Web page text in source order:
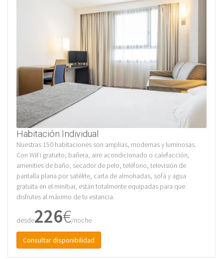
Habitación Individual
Nuestras 150 habitaciones son amplias, modernas y luminosas.
Con WiFi gratuito, bañera, aire acondicionado o calefacción,
amenities de baño, secador de pelo, teléfono, televisión de
pantalla plana por satélite, carta de almohadas, sofá y agua
gratuita en el minibar, están totalmente equipadas para que
disfrutes al máximo de tu estancia.
desde226€/noche
Consultar disponibilidad